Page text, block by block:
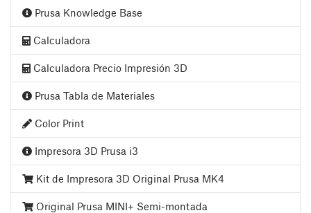
Prusa Knowledge Base
Calculadora
Calculadora Precio Impresión 3D
Prusa Tabla de Materiales
Color Print
Impresora 3D Prusa i3
Kit de Impresora 3D Original Prusa MK4
Original Prusa MINI+ Semi-montada